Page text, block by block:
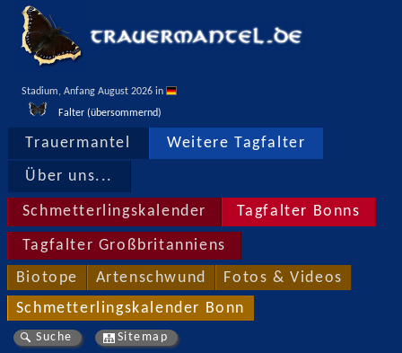
Stadium, Anfang August 2026 in
Falter (übersommernd)
Trauermantel Weitere Tagfalter
Über uns...
Schmetterlingskalender Tagfalter Bonns
Tagfalter Großbritanniens
Biotope Artenschwund Fotos & Videos
Schmetterlingskalender Bonn
Suche Sitemap